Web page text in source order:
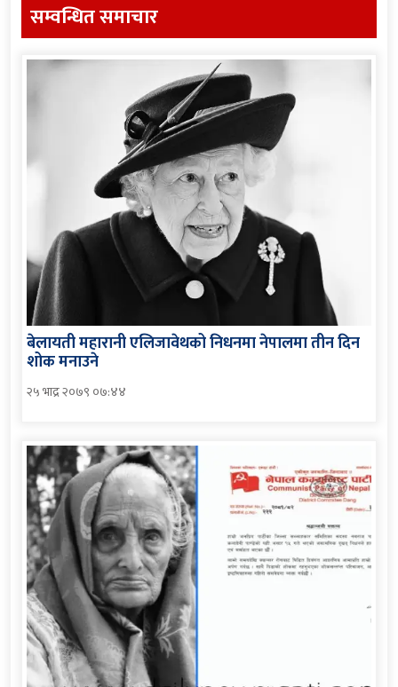
सम्वन्धित समाचार
बेलायती महारानी एलिजावेथको निधनमा नेपालमा तीन दिन
शोक मनाउने
२५ भाद्र २०७९ ०७:४४